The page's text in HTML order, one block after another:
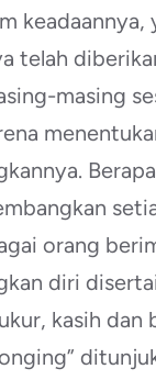
telah
masing
orang
diri
kasih